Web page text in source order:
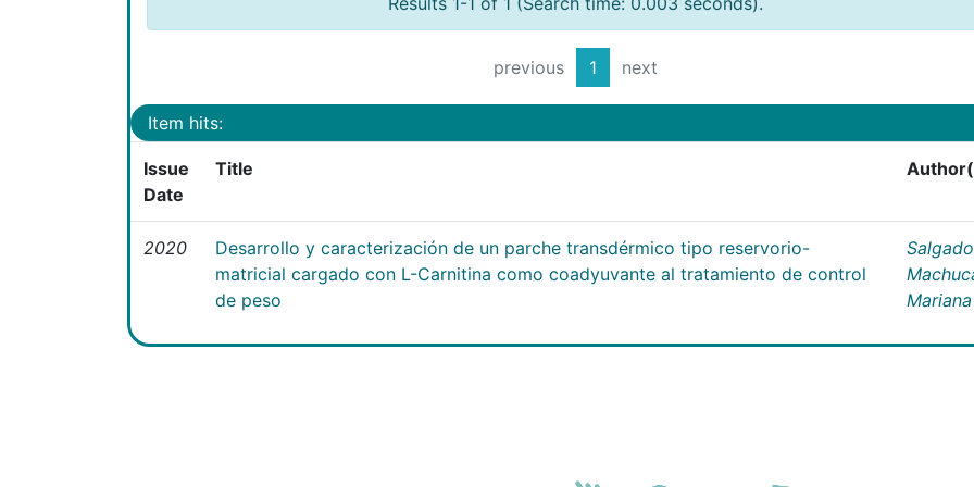
previous 1 next
Item hits:
Issue
Date
Title
2020
Desarrollo y caracterización de un parche transdérmico tipo reservorio-
matricial cargado con L-Carnitina como coadyuvante al tratamiento de control
de peso
Salgado
Mariana